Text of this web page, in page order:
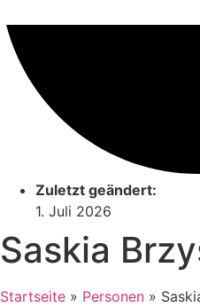
Zuletzt geändert:
1. Juli 2026
Saskia
Startseite » Personen »